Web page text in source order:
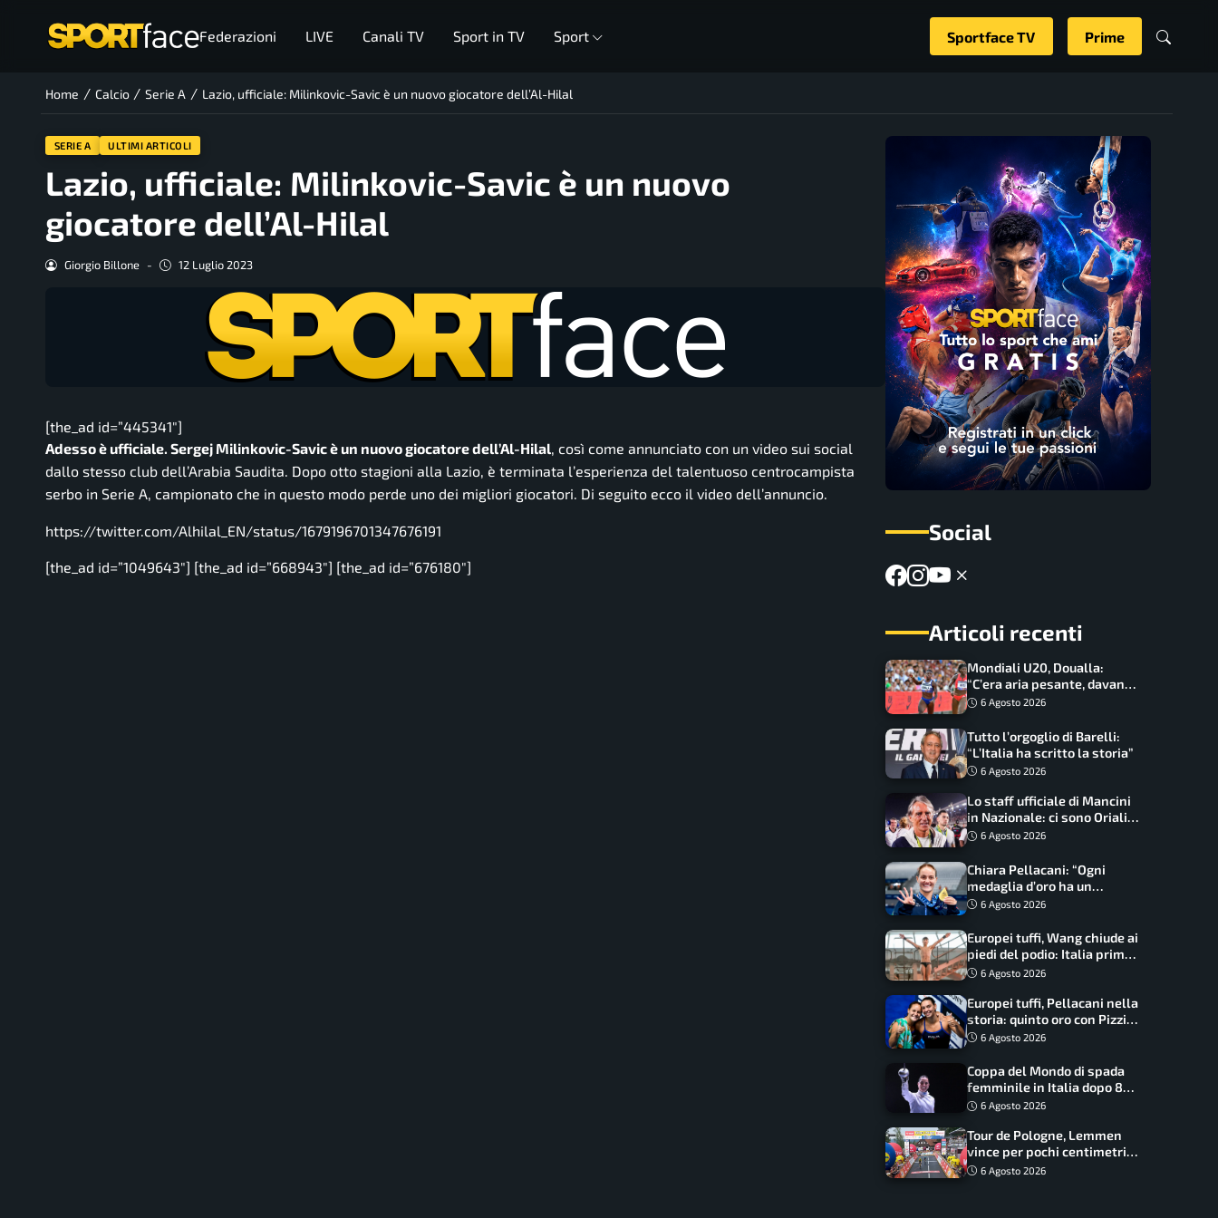
Federazioni LIVE Canali TV Sport in TV Sport Sportface TV Prime
Home / Calcio / Serie A / Lazio, ufficiale: Milinkovic-Savic è un nuovo giocatore dell’Al-Hilal
SERIE A ULTIMI ARTICOLI
Lazio, ufficiale: Milinkovic-Savic è un nuovo
giocatore dell’Al-Hilal
Giorgio Billone - 12 Luglio 2023
[the_ad id=”445341″]
Adesso è ufficiale. Sergej Milinkovic-Savic è un nuovo giocatore dell’Al-Hilal, così come annunciato con un video sui social
dallo stesso club dell’Arabia Saudita. Dopo otto stagioni alla Lazio, è terminata l’esperienza del talentuoso centrocampista
serbo in Serie A, campionato che in questo modo perde uno dei migliori giocatori. Di seguito ecco il video dell’annuncio.
https://twitter.com/Alhilal_EN/status/1679196701347676191
[the_ad id=”1049643″] [the_ad id=”668943″] [the_ad id=”676180″]
Social
Articoli recenti
Mondiali U20, Doualla:
“C’era aria pesante, davano
le mascherine! Finale? Non
6 Agosto 2026
Tutto l’orgoglio di Barelli:
“L’Italia ha scritto la storia”
6 Agosto 2026
Lo staff ufficiale di Mancini
in Nazionale: ci sono Oriali e
Bonucci, confermato un
6 Agosto 2026
Chiara Pellacani: “Ogni
medaglia d’oro ha un
significato diverso. Ho fatto
6 Agosto 2026
Europei tuffi, Wang chiude ai
piedi del podio: Italia prima
nel medagliere
6 Agosto 2026
Europei tuffi, Pellacani nella
storia: quinto oro con Pizzini
nel sincro da 3 metri
6 Agosto 2026
Coppa del Mondo di spada
femminile in Italia dopo 8
anni, Alberta Santuccio: “Il
frutti”
6 Agosto 2026
Tour de Pologne, Lemmen
vince per pochi centimetri
su Scaroni: maxi-caduta e
6 Agosto 2026